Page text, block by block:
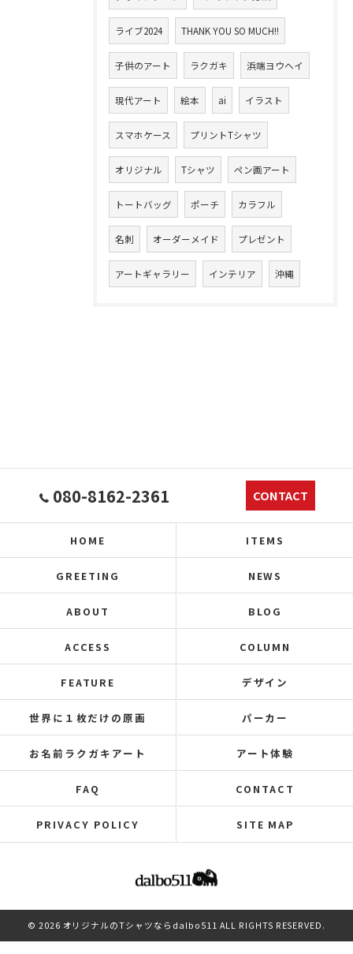
ライブ2024 THANK YOU SO MUCH!!
子供のアート ラクガキ 浜端ヨウヘイ
現代アート 絵本 ai イラスト
スマホケース プリントTシャツ
オリジナル Tシャツ ペン画アート
トートバッグ ポーチ カラフル
名刺 オーダーメイド プレゼント
アートギャラリー インテリア 沖縄
080-8162-2361 CONTACT
HOME ITEMS
GREETING NEWS
ABOUT BLOG
ACCESS COLUMN
FEATURE デザイン
世界に１枚だけの原画 パーカー
お名前ラクガキアート アート体験
FAQ CONTACT
PRIVACY POLICY SITE MAP
© 2026 オリジナルのTシャツならdalbo511 ALL RIGHTS RESERVED.